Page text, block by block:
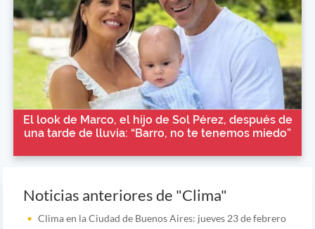
El look de Marco, el hijo de Sol Pérez, después de
una tarde de lluvia: “Barro, no te tenemos miedo”
Noticias anteriores de "Clima"
Clima en la Ciudad de Buenos Aires: jueves 23 de febrero